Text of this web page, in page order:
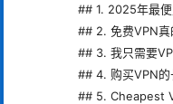
## 1. 2025年最便
## 2. 免费VPN真
## 3. 我只需要
## 4. 购买VPN的
## 5. Cheapest